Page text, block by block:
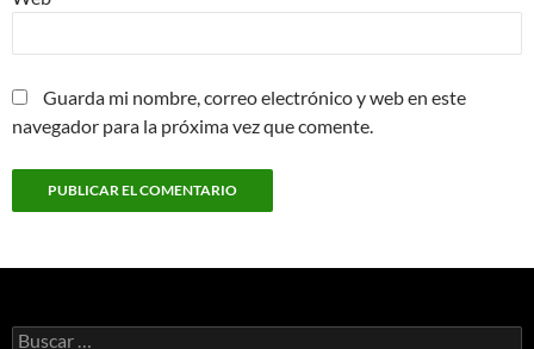
Guarda mi nombre, correo electrónico y web en este
navegador para la próxima vez que comente.
Buscar: